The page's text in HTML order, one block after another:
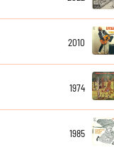
2010
1974
1985